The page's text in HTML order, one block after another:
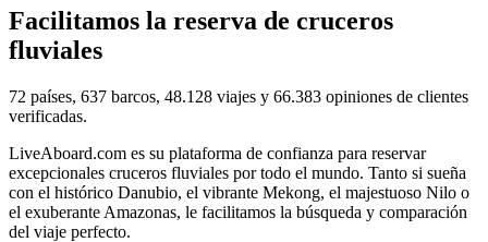
Facilitamos la reserva de cruceros
fluviales
72 países, 637 barcos, 48.128 viajes y 66.383 opiniones de clientes
verificadas.
LiveAboard.com es su plataforma de confianza para reservar
excepcionales cruceros fluviales por todo el mundo. Tanto si sueña
con el histórico Danubio, el vibrante Mekong, el majestuoso Nilo o
el exuberante Amazonas, le facilitamos la búsqueda y comparación
del viaje perfecto.